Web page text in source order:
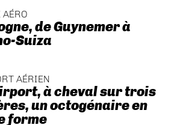
AÉRO
de Guynemer à
Suiza
AÉRIEN
à cheval sur trois
un octogénaire en
forme